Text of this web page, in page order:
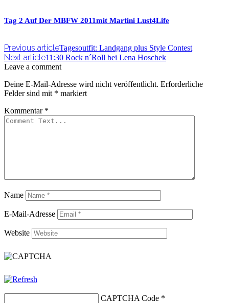
Tag 2 Auf Der MBFW 2011mit Martini Lust4Life
Previous articleTagesoutfit: Landgang plus Style Contest
Next article11:30 Rock n´Roll bei Lena Hoschek
Leave a comment
Deine E-Mail-Adresse wird nicht veröffentlicht. Erforderliche
Felder sind mit * markiert
Kommentar *
Name
E-Mail-Adresse
Website
CAPTCHA Code *